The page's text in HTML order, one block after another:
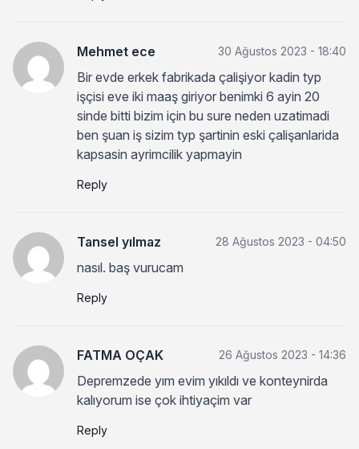
Mehmet ece 30 Ağustos 2023 - 18:40
Bir evde erkek fabrikada çalişiyor kadin typ
işçisi eve iki maaş giriyor benimki 6 ayin 20
sinde bitti bizim için bu sure neden uzatimadi
ben şuan iş sizim typ şartinin eski çalişanlarida
kapsasin ayrimcilik yapmayin
Reply
Tansel yılmaz 28 Ağustos 2023 - 04:50
nasıl. baş vurucam
Reply
FATMA OÇAK 26 Ağustos 2023 - 14:36
Depremzede yım evim yıkıldı ve konteynirda
kalıyorum ise çok ihtiyaçim var
Reply